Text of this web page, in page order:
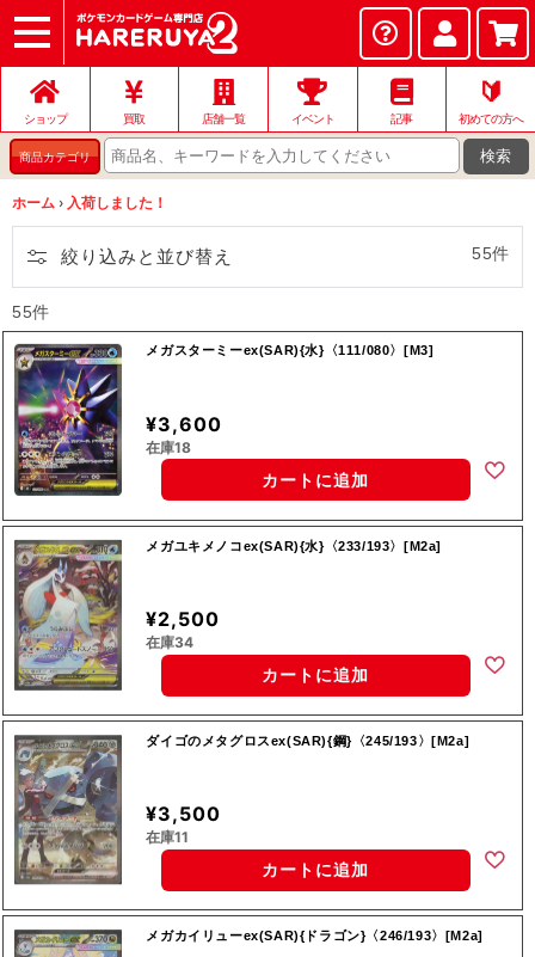
ショップ
店頭買取
ネット買取
店舗一覧
イベント
お問い合わせ
ショップ 買取 店舗一覧 イベント 記事
🔰
初めての方へ
商品カテゴリ 検索
ホーム › 入荷しました！
絞り込みと並び替え 55件
55件
メガスターミーex(SAR){水}〈111/080〉[M3]
¥3,600
在庫18
カートに追加
メガユキメノコex(SAR){水}〈233/193〉[M2a]
¥2,500
在庫34
カートに追加
ダイゴのメタグロスex(SAR){鋼}〈245/193〉[M2a]
¥3,500
在庫11
カートに追加
メガカイリューex(SAR){ドラゴン}〈246/193〉[M2a]